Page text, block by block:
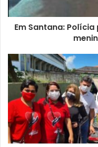
Em Santana: